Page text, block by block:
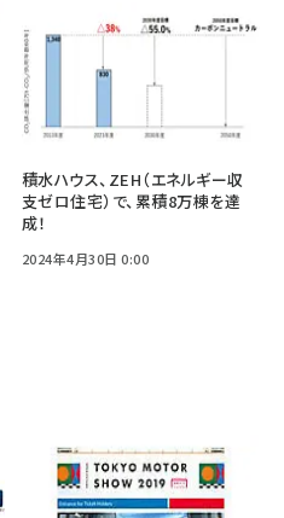
積水ハウス、ZEH（エネルギー収
支ゼロ住宅）で、累積8万棟を達
成！
2024年4月30日 0:00